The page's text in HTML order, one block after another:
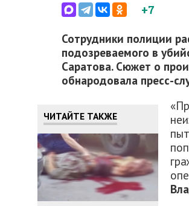
+7
Сотрудники полиции
подозреваемого в
Саратова. Сюжет о
обнародовала пресс-
ЧИТАЙТЕ ТАКЖЕ